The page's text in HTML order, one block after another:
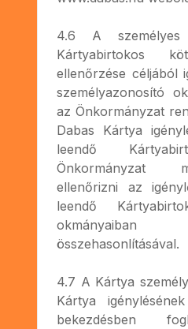
4.6 A
Kártyabirtokos
ellenőrzése céljából
személyazonosító
az Önkormányzat
Dabas Kártya
leendő
Önkormányzat
ellenőrizni az
leendő
okmányaiban
összehasonlításával.
4.7 A Kártya
Kártya
bekezdésben